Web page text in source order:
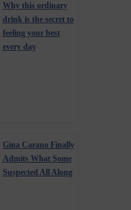
Why this ordinary
drink is the secret to
feeling your best
every day
Gina Carano Finally
Admits What Some
Suspected All Along